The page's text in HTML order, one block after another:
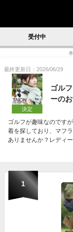
受付中
最終更新日：2026/06/29
決定
ゴル
ーの
ゴルフが趣味なのです
着を探しており、マフ
ありませんか？レディ
1